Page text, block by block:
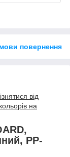
повернення
від
на
PP-